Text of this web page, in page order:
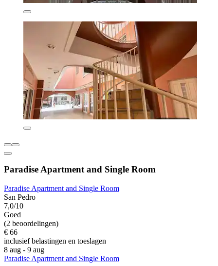
Paradise Apartment and Single Room
Paradise Apartment and Single Room
San Pedro
7,0/10
Goed
(2 beoordelingen)
€ 66
inclusief belastingen en toeslagen
8 aug - 9 aug
Paradise Apartment and Single Room